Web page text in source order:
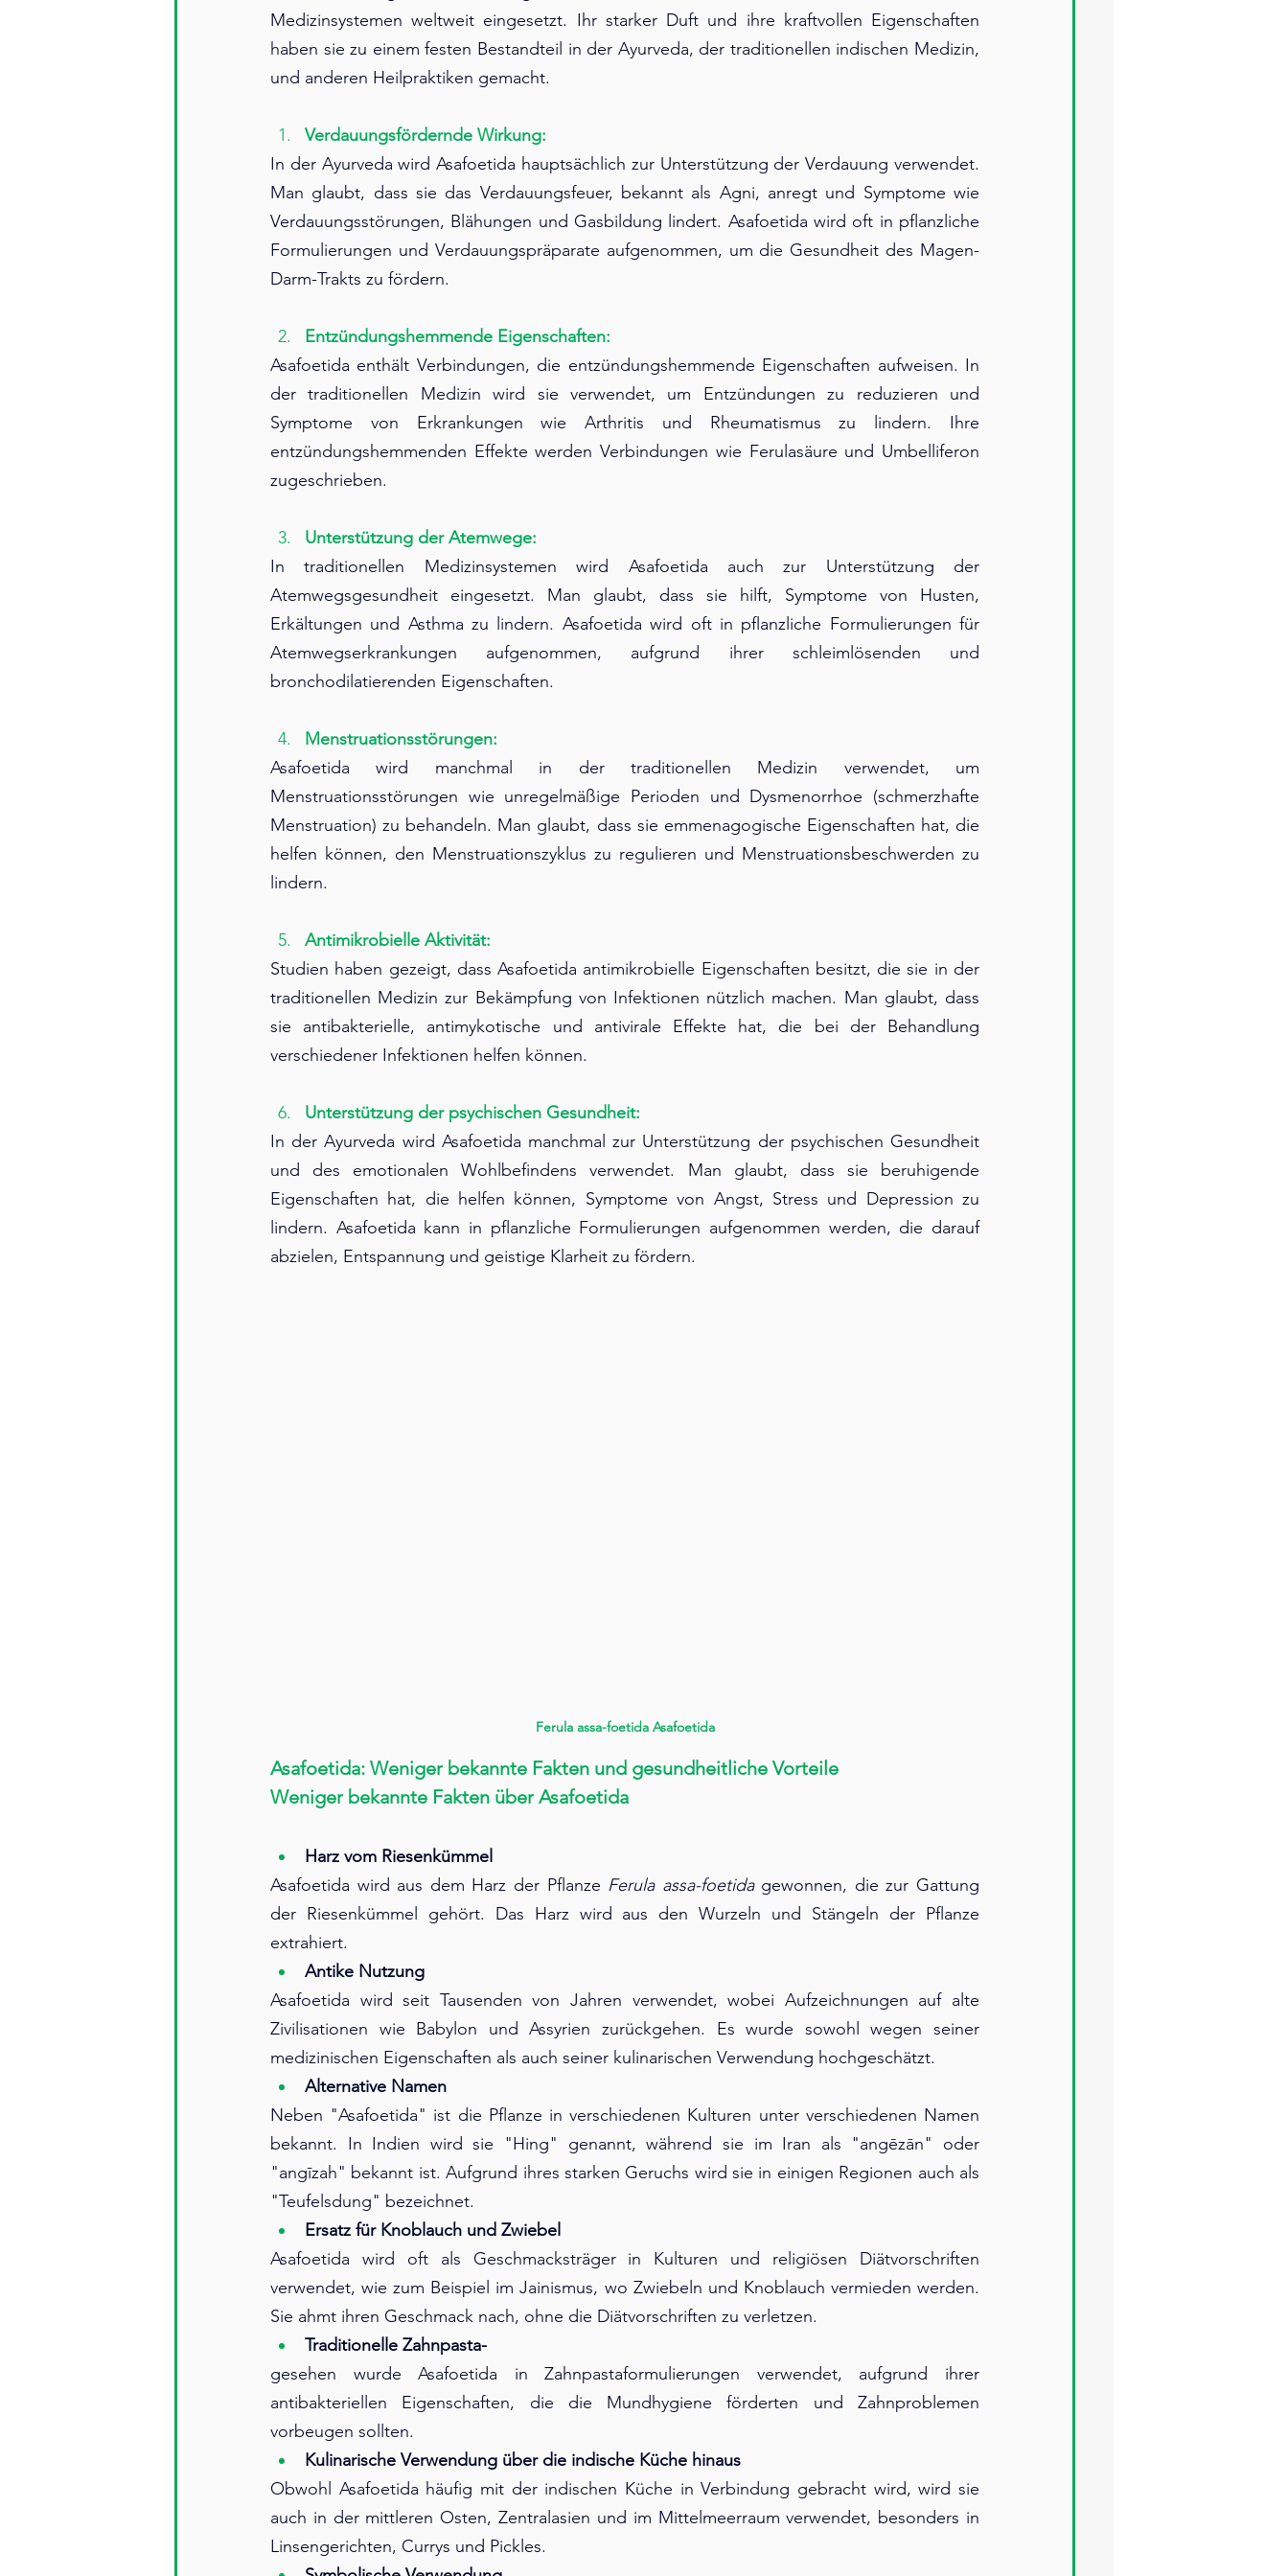
Medizinsystemen weltweit eingesetzt. Ihr starker Duft und ihre kraftvollen Eigenschaften
haben sie zu einem festen Bestandteil in der Ayurveda, der traditionellen indischen Medizin,
und anderen Heilpraktiken gemacht.
Verdauungsfördernde Wirkung:
In der Ayurveda wird Asafoetida hauptsächlich zur Unterstützung der Verdauung verwendet.
Man glaubt, dass sie das Verdauungsfeuer, bekannt als Agni, anregt und Symptome wie
Verdauungsstörungen, Blähungen und Gasbildung lindert. Asafoetida wird oft in pflanzliche
Formulierungen und Verdauungspräparate aufgenommen, um die Gesundheit des Magen-
Darm-Trakts zu fördern.
Entzündungshemmende Eigenschaften:
Asafoetida enthält Verbindungen, die entzündungshemmende Eigenschaften aufweisen. In
der traditionellen Medizin wird sie verwendet, um Entzündungen zu reduzieren und
Symptome von Erkrankungen wie Arthritis und Rheumatismus zu lindern. Ihre
entzündungshemmenden Effekte werden Verbindungen wie Ferulasäure und Umbelliferon
zugeschrieben.
Unterstützung der Atemwege:
In traditionellen Medizinsystemen wird Asafoetida auch zur Unterstützung der
Atemwegsgesundheit eingesetzt. Man glaubt, dass sie hilft, Symptome von Husten,
Erkältungen und Asthma zu lindern. Asafoetida wird oft in pflanzliche Formulierungen für
Atemwegserkrankungen aufgenommen, aufgrund ihrer schleimlösenden und
bronchodilatierenden Eigenschaften.
Menstruationsstörungen:
Asafoetida wird manchmal in der traditionellen Medizin verwendet, um
Menstruationsstörungen wie unregelmäßige Perioden und Dysmenorrhoe (schmerzhafte
Menstruation) zu behandeln. Man glaubt, dass sie emmenagogische Eigenschaften hat, die
helfen können, den Menstruationszyklus zu regulieren und Menstruationsbeschwerden zu
lindern.
Antimikrobielle Aktivität:
Studien haben gezeigt, dass Asafoetida antimikrobielle Eigenschaften besitzt, die sie in der
traditionellen Medizin zur Bekämpfung von Infektionen nützlich machen. Man glaubt, dass
sie antibakterielle, antimykotische und antivirale Effekte hat, die bei der Behandlung
verschiedener Infektionen helfen können.
Unterstützung der psychischen Gesundheit:
In der Ayurveda wird Asafoetida manchmal zur Unterstützung der psychischen Gesundheit
und des emotionalen Wohlbefindens verwendet. Man glaubt, dass sie beruhigende
Eigenschaften hat, die helfen können, Symptome von Angst, Stress und Depression zu
lindern. Asafoetida kann in pflanzliche Formulierungen aufgenommen werden, die darauf
abzielen, Entspannung und geistige Klarheit zu fördern.
Ferula assa-foetida Asafoetida
Asafoetida: Weniger bekannte Fakten und gesundheitliche Vorteile
Weniger bekannte Fakten über Asafoetida
Harz vom Riesenkümmel
Asafoetida wird aus dem Harz der Pflanze Ferula assa-foetida gewonnen, die zur Gattung
der Riesenkümmel gehört. Das Harz wird aus den Wurzeln und Stängeln der Pflanze
extrahiert.
Antike Nutzung
Asafoetida wird seit Tausenden von Jahren verwendet, wobei Aufzeichnungen auf alte
Zivilisationen wie Babylon und Assyrien zurückgehen. Es wurde sowohl wegen seiner
medizinischen Eigenschaften als auch seiner kulinarischen Verwendung hochgeschätzt.
Alternative Namen
Neben "Asafoetida" ist die Pflanze in verschiedenen Kulturen unter verschiedenen Namen
bekannt. In Indien wird sie "Hing" genannt, während sie im Iran als "angēzān" oder
"angīzah" bekannt ist. Aufgrund ihres starken Geruchs wird sie in einigen Regionen auch als
"Teufelsdung" bezeichnet.
Ersatz für Knoblauch und Zwiebel
Asafoetida wird oft als Geschmacksträger in Kulturen und religiösen Diätvorschriften
verwendet, wie zum Beispiel im Jainismus, wo Zwiebeln und Knoblauch vermieden werden.
Sie ahmt ihren Geschmack nach, ohne die Diätvorschriften zu verletzen.
Traditionelle Zahnpasta-
gesehen wurde Asafoetida in Zahnpastaformulierungen verwendet, aufgrund ihrer
antibakteriellen Eigenschaften, die die Mundhygiene förderten und Zahnproblemen
vorbeugen sollten.
Kulinarische Verwendung über die indische Küche hinaus
Obwohl Asafoetida häufig mit der indischen Küche in Verbindung gebracht wird, wird sie
auch in der mittleren Osten, Zentralasien und im Mittelmeerraum verwendet, besonders in
Linsengerichten, Currys und Pickles.